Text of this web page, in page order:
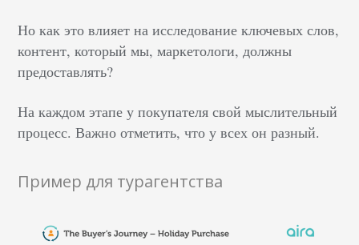
Но как это влияет на исследование ключевых слов,
контент, который мы, маркетологи, должны
предоставлять?
На каждом этапе у покупателя свой мыслительный
процесс. Важно отметить, что у всех он разный.
Пример для турагентства